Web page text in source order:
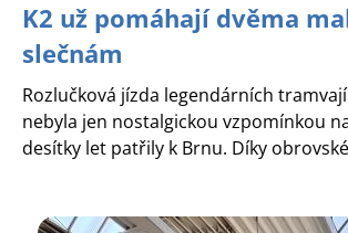
K2 už pomáhají dvěma
slečnám
Rozlučková jízda legendárních
nebyla jen nostalgickou vzpomínkou
desítky let patřily k Brnu. Díky